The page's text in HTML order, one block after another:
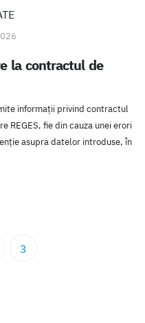
la contractul de
informații privind contractul
REGES, fie din cauza unei erori
asupra datelor introduse, în
3